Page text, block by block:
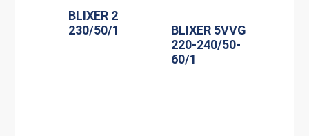
BLIXER 2
230/50/1
BLIXER 5VVG
220-240/50-
60/1